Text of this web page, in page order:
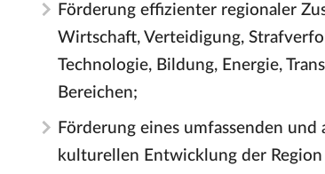
Förderung effizienter regionaler
Wirtschaft, Verteidigung,
Technologie, Bildung, Energie,
Bereichen;
Förderung eines umfassenden
kulturellen Entwicklung der